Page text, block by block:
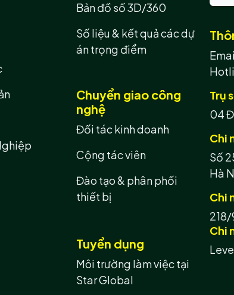
Trụ
04
Chi
Số
Hà
Chi
218/
Chi
Bản đồ số 3D/360
Số liệu & kết quả các dự
án trọng điểm
Chuyển giao công
nghệ
Đối tác kinh doanh
Cộng tác viên
Đào tạo & phân phối
thiết bị
Tuyển dụng
Môi trường làm việc tại
Star Global